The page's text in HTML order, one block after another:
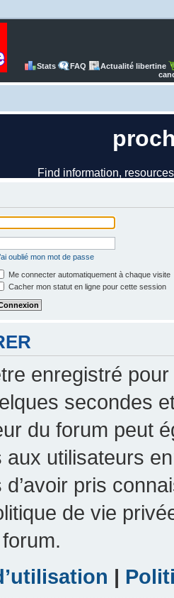
Stats FAQ
Actualité libertine
oublié mon mot de passe
Me connecter automatiquement à chaque visite
Cacher mon statut en ligne pour cette session
enregistré
secondes
du forum peut
aux utilisateurs
pris
de vie
|